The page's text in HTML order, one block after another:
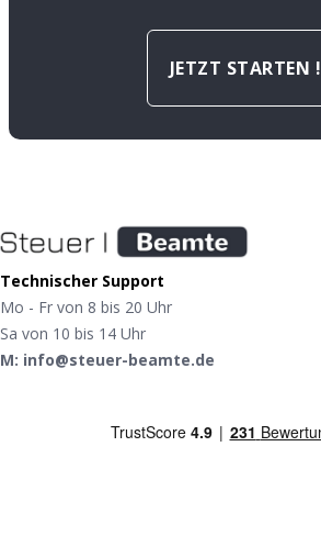
JETZT STARTEN !
Technischer Support
Mo - Fr von 8 bis 20 Uhr
Sa von 10 bis 14 Uhr
M: info@steuer-beamte.de